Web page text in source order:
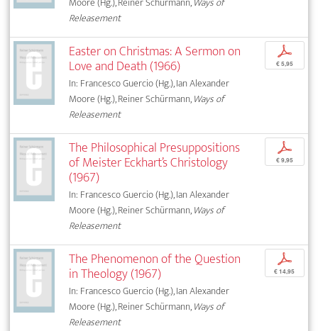
Releasement
Easter on Christmas: A Sermon on
Love and Death (1966)
In: Francesco Guercio (Hg.), Ian Alexander
Moore (Hg.), Reiner Schürmann,Ways of
Releasement
p
€ 5,95
The Philosophical Presuppositions
of Meister Eckhart’s Christology
(1967)
In: Francesco Guercio (Hg.), Ian Alexander
Moore (Hg.), Reiner Schürmann,Ways of
Releasement
p
€ 9,95
The Phenomenon of the Question
in Theology (1967)
In: Francesco Guercio (Hg.), Ian Alexander
Moore (Hg.), Reiner Schürmann,Ways of
Releasement
p
€ 14,95